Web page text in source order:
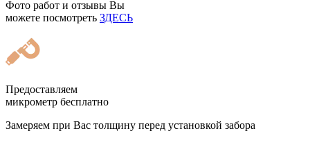
Фото работ и отзывы Вы
можете посмотреть ЗДЕСЬ
Предоставляем
микрометр бесплатно
Замеряем при Вас толщину перед установкой забора